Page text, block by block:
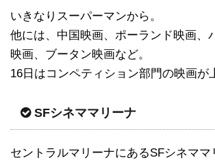
いきなりスーパーマンから。
他には、中国映画、ポーランド映画、
映画、ブータン映画など。
16日はコンペティション部門の映画が
SFシネママリーナ
セントラルマリーナにあるSFシネママ